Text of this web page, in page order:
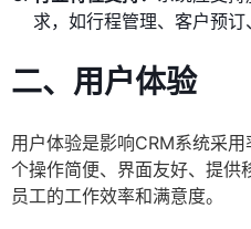
求，如行程管理、客户预订
二、用户体验
用户体验是影响CRM系统采
个操作简便、界面友好、提供
员工的工作效率和满意度。